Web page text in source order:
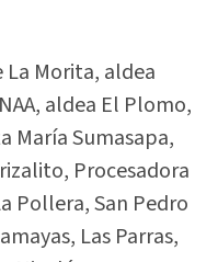
Morita, aldea
aldea El Plomo,
María Sumasapa,
Procesadora
Pollera, San Pedro
Las Parras,